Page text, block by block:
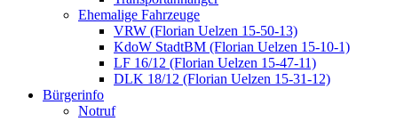
Ehemalige Fahrzeuge
VRW (Florian Uelzen 15-50-13)
KdoW StadtBM (Florian Uelzen 15-10-1)
LF 16/12 (Florian Uelzen 15-47-11)
DLK 18/12 (Florian Uelzen 15-31-12)
Bürgerinfo
Notruf